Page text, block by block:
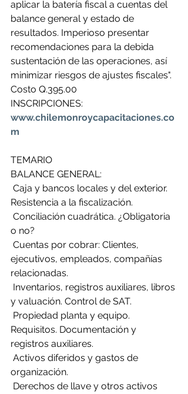
aplicar la batería fiscal a cuentas del
balance general y estado de
resultados. Imperioso presentar
recomendaciones para la debida
sustentación de las operaciones, así
minimizar riesgos de ajustes fiscales".
Costo Q.395.00
INSCRIPCIONES:
www.chilemonroycapacitaciones.co
m
TEMARIO
BALANCE GENERAL:
Caja y bancos locales y del exterior.
Resistencia a la fiscalización.
Conciliación cuadrática. ¿Obligatoria
o no?
Cuentas por cobrar: Clientes,
ejecutivos, empleados, compañías
relacionadas.
Inventarios, registros auxiliares, libros
y valuación. Control de SAT.
Propiedad planta y equipo.
Requisitos. Documentación y
registros auxiliares.
Activos diferidos y gastos de
organización.
Derechos de llave y otros activos